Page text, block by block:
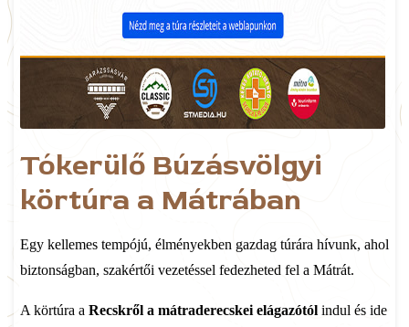
Tókerülő Búzásvölgyi
körtúra a Mátrában
Egy kellemes tempójú, élményekben gazdag túrára hívunk, ahol
biztonságban, szakértői vezetéssel fedezheted fel a Mátrát.
A körtúra a Recskről a mátraderecskei elágazótól indul és ide